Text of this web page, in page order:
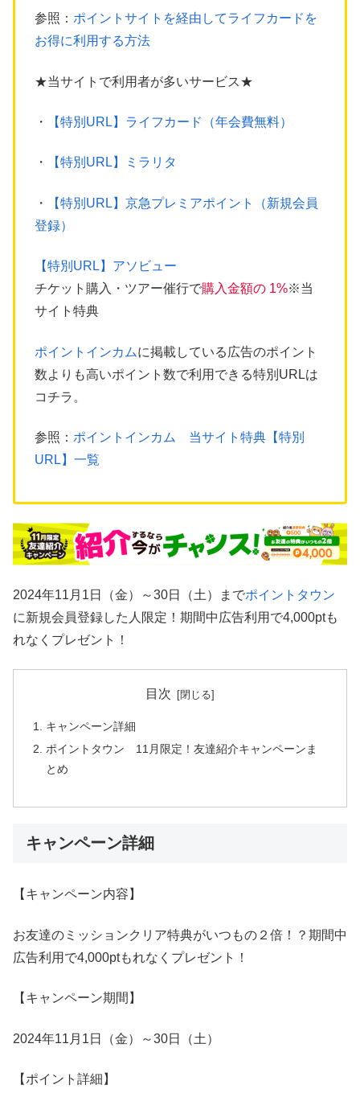
参照： ポイントサイトを経由してライフカードを
お得に利用する方法
★当サイトで利用者が多いサービス★
・ 【特別URL】ライフカード（年会費無料）
・ 【特別URL】ミラリタ
・
【特別URL】京急プレミアポイント（新規会員
登録）
【特別URL】アソビュー
チケット購入・ツアー催行で購入金額の 1%※当
サイト特典
ポイントインカムに掲載している広告のポイント
数よりも高いポイント数で利用できる特別URLは
コチラ。
参照： ポイントインカム 当サイト特典【特別
URL】一覧
2024年11月1日（金）～30日（土）までポイントタウン
に新規会員登録した人限定！期間中広告利用で4,000ptも
れなくプレゼント！
目次
キャンペーン詳細
ポイントタウン 11月限定！友達紹介キャンペーンま
とめ
キャンペーン詳細
【キャンペーン内容】
お友達のミッションクリア特典がいつもの２倍！？期間中
広告利用で4,000ptもれなくプレゼント！
【キャンペーン期間】
2024年11月1日（金）～30日（土）
【ポイント詳細】